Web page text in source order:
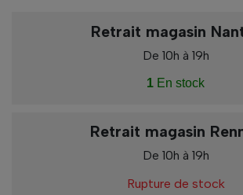
Retrait magasin
De 10h à 19h
1 En stock
Retrait magasin
De 10h à 19h
Rupture de stock